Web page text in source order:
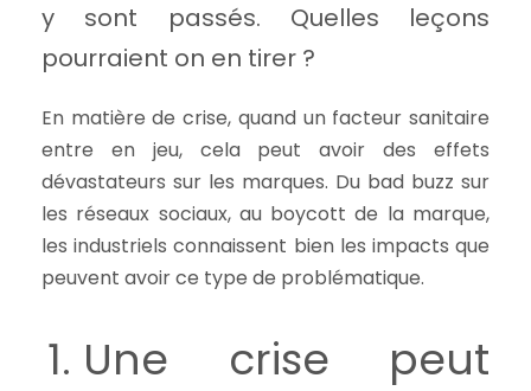
y sont passés. Quelles leçons
pourraient on en tirer ?
En matière de crise, quand un facteur sanitaire
entre en jeu, cela peut avoir des effets
dévastateurs sur les marques. Du bad buzz sur
les réseaux sociaux, au boycott de la marque,
les industriels connaissent bien les impacts que
peuvent avoir ce type de problématique.
Une crise peut